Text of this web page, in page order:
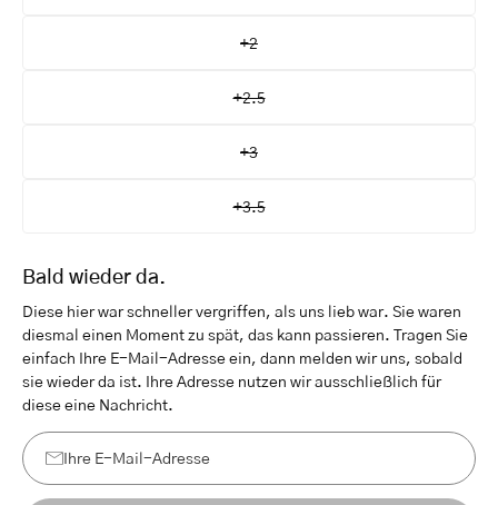
+2
+2.5
+3
+3.5
Bald wieder da.
Diese hier war schneller vergriffen, als uns lieb war. Sie waren
diesmal einen Moment zu spät, das kann passieren. Tragen Sie
einfach Ihre E-Mail-Adresse ein, dann melden wir uns, sobald
sie wieder da ist. Ihre Adresse nutzen wir ausschließlich für
diese eine Nachricht.
Ihre
E-